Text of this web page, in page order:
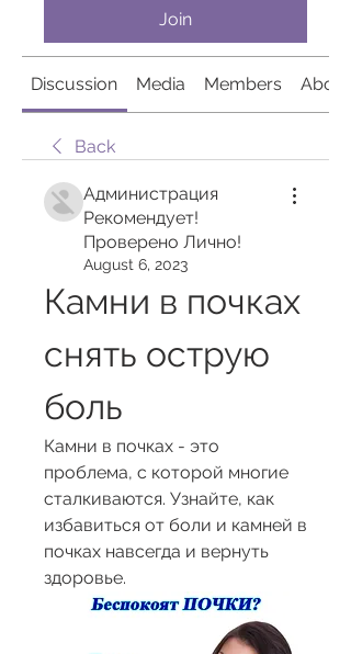
Join
Discussion Media Members About
Back
Администрация
Рекомендует!
Проверено Лично!
August 6, 2023
Камни в почках
снять острую
боль
Камни в почках - это
проблема, с которой многие
сталкиваются. Узнайте, как
избавиться от боли и камней в
почках навсегда и вернуть
здоровье.